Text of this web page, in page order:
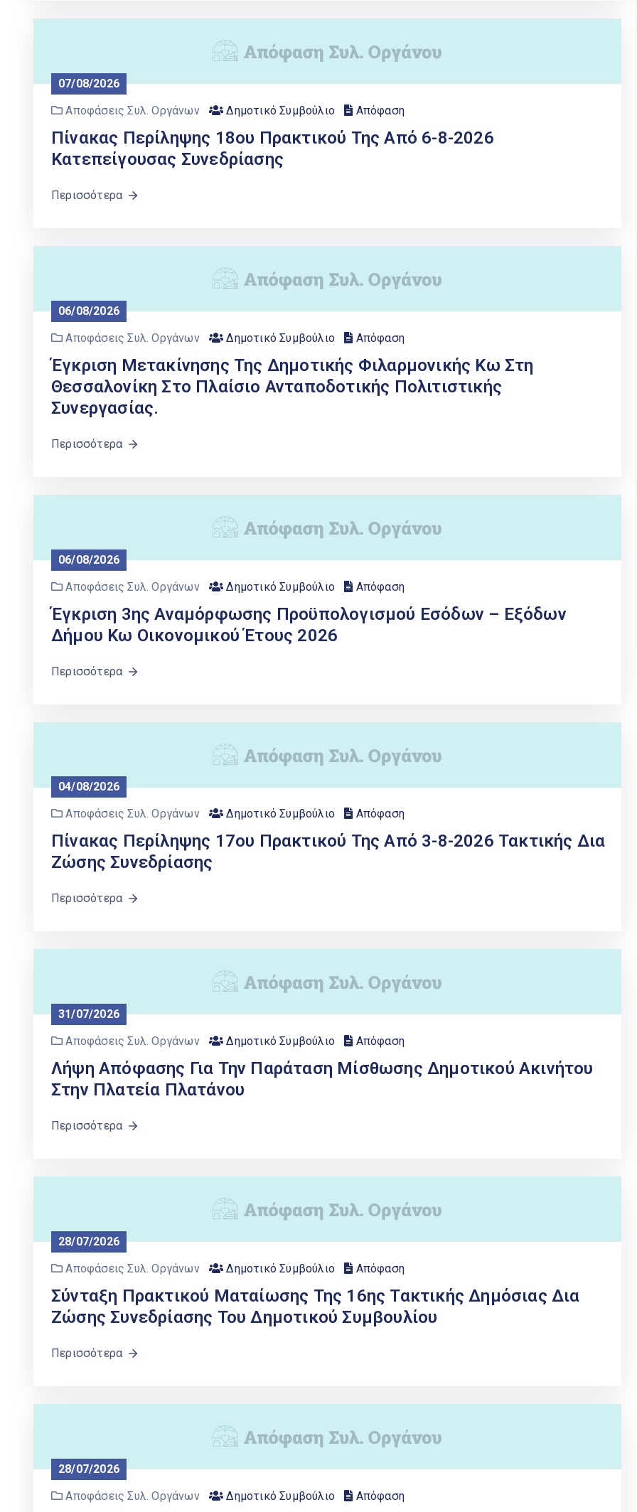
07/08/2026
Αποφάσεις Συλ. Οργάνων
Δημοτικό Συμβούλιο Απόφαση
Πίνακας Περίληψης 18ου Πρακτικού Της Από 6-8-2026
Κατεπείγουσας Συνεδρίασης
Περισσότερα
06/08/2026
Αποφάσεις Συλ. Οργάνων
Δημοτικό Συμβούλιο Απόφαση
Έγκριση Μετακίνησης Της Δημοτικής Φιλαρμονικής Κω Στη
Θεσσαλονίκη Στο Πλαίσιο Ανταποδοτικής Πολιτιστικής
Συνεργασίας.
Περισσότερα
06/08/2026
Αποφάσεις Συλ. Οργάνων
Δημοτικό Συμβούλιο Απόφαση
Έγκριση 3ης Αναμόρφωσης Προϋπολογισμού Εσόδων – Εξόδων
Δήμου Κω Οικονομικού Έτους 2026
Περισσότερα
04/08/2026
Αποφάσεις Συλ. Οργάνων
Δημοτικό Συμβούλιο Απόφαση
Πίνακας Περίληψης 17ου Πρακτικού Της Από 3-8-2026 Τακτικής Δια
Ζώσης Συνεδρίασης
Περισσότερα
31/07/2026
Αποφάσεις Συλ. Οργάνων
Δημοτικό Συμβούλιο Απόφαση
Λήψη Απόφασης Για Την Παράταση Μίσθωσης Δημοτικού Ακινήτου
Στην Πλατεία Πλατάνου
Περισσότερα
28/07/2026
Αποφάσεις Συλ. Οργάνων
Δημοτικό Συμβούλιο Απόφαση
Σύνταξη Πρακτικού Ματαίωσης Της 16ης Τακτικής Δημόσιας Δια
Ζώσης Συνεδρίασης Του Δημοτικού Συμβουλίου
Περισσότερα
28/07/2026
Αποφάσεις Συλ. Οργάνων
Δημοτικό Συμβούλιο Απόφαση